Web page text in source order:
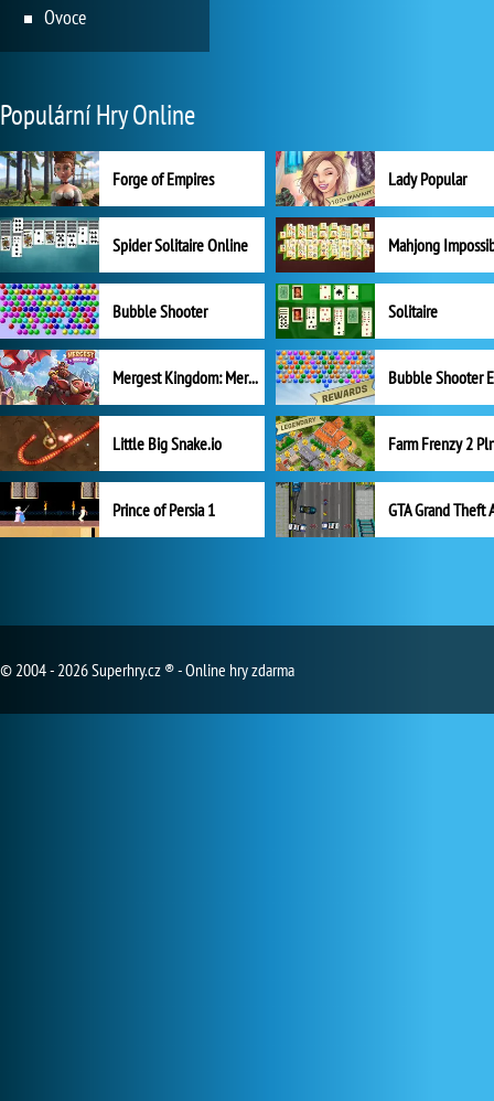
Ovoce
Populární Hry Online
Forge of Empires Lady Popular
Spider Solitaire Online Mahjong
Bubble Shooter Solitaire
Mergest Kingdom: Merge Puzzle
Little Big Snake.io
Prince of Persia 1 GTA Grand Theft
© 2004 - 2026 Superhry.cz ® - Online hry zdarma